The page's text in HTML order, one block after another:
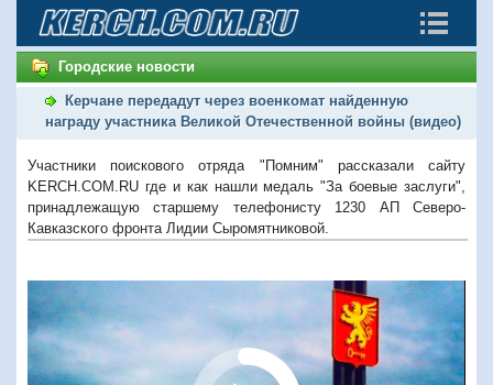
Городские новости
Керчане передадут через военкомат найденную
награду участника Великой Отечественной войны (видео)
Участники поискового отряда "Помним" рассказали сайту
KERCH.COM.RU где и как нашли медаль "За боевые заслуги",
принадлежащую старшему телефонисту 1230 АП Северо-
Кавказского фронта Лидии Сыромятниковой.